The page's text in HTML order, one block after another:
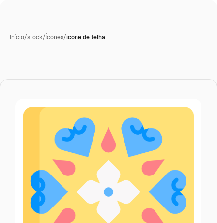
Início/stock/Ícones/ícone de telha